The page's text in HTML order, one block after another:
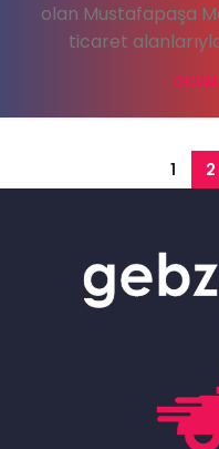
olan Mustafapaşa
ticaret
1 2